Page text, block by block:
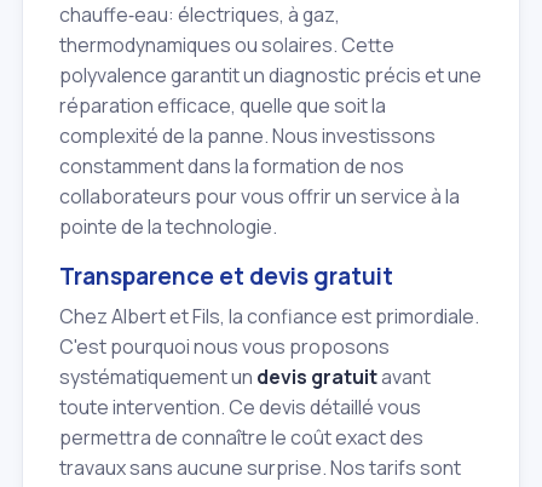
chauffe‑eau: électriques, à gaz,
thermodynamiques ou solaires. Cette
polyvalence garantit un diagnostic précis et une
réparation efficace, quelle que soit la
complexité de la panne. Nous investissons
constamment dans la formation de nos
collaborateurs pour vous offrir un service à la
pointe de la technologie.
Transparence et devis gratuit
Chez Albert et Fils, la confiance est primordiale.
C'est pourquoi nous vous proposons
systématiquement un devis gratuitavant
toute intervention. Ce devis détaillé vous
permettra de connaître le coût exact des
travaux sans aucune surprise. Nos tarifs sont